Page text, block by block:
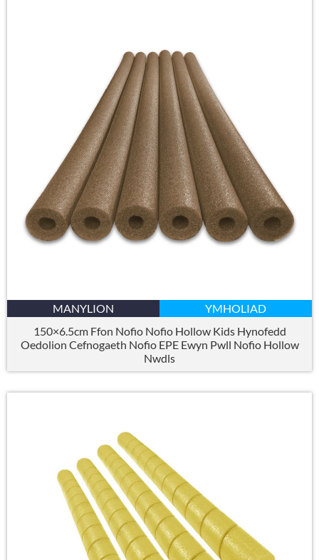
MANYLION
YMHOLIAD
150×6.5cm Ffon Nofio Nofio Hollow Kids Hynofedd
Oedolion Cefnogaeth Nofio EPE Ewyn Pwll Nofio Hollow
Nwdls